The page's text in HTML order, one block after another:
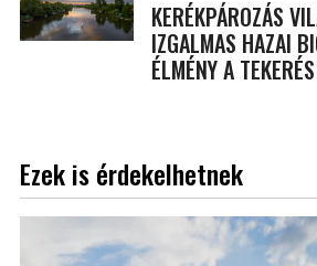
KERÉKPÁROZÁS
IZGALMAS HAZAI
ÉLMÉNY A TEKERÉS
Ezek is érdekelhetnek